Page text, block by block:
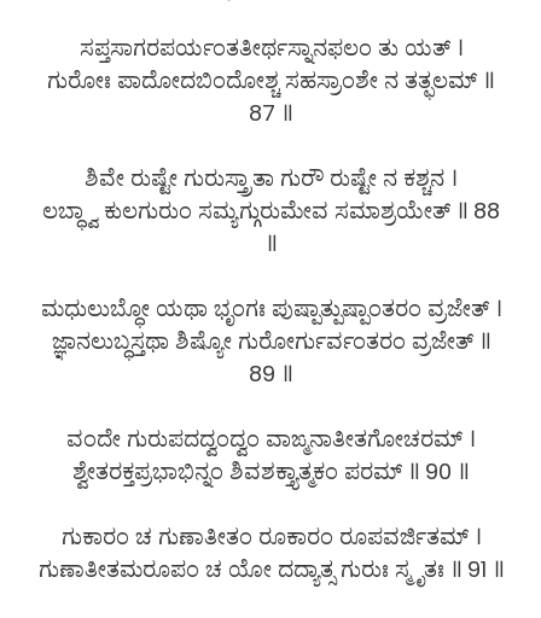
ಸಪ್ತಸಾಗರಪರ್ಯಂತತೀರ್ಥಸ್ನಾನಫಲಂ ತು ಯತ್ ।
ಗುರೋಃ ಪಾದೋದಬಿಂದೋಶ್ಚ ಸಹಸ್ರಾಂಶೇ ನ ತತ್ಫಲಮ್ ॥
87 ॥
ಶಿವೇ ರುಷ್ಟೇ ಗುರುಸ್ತ್ರಾತಾ ಗುರೌ ರುಷ್ಟೇ ನ ಕಶ್ಚನ ।
ಲಬ್ಧ್ವಾ ಕುಲಗುರುಂ ಸಮ್ಯಗ್ಗುರುಮೇವ ಸಮಾಶ್ರಯೇತ್ ॥ 88
॥
ಮಧುಲುಬ್ಧೋ ಯಥಾ ಭೃಂಗಃ ಪುಷ್ಪಾತ್ಪುಷ್ಪಾಂತರಂ ವ್ರಜೇತ್ ।
ಜ್ಞಾನಲುಬ್ಧಸ್ತಥಾ ಶಿಷ್ಯೋ ಗುರೋರ್ಗುರ್ವಂತರಂ ವ್ರಜೇತ್ ॥
89 ॥
ವಂದೇ ಗುರುಪದದ್ವಂದ್ವಂ ವಾಙ್ಮನಾತೀತಗೋಚರಮ್ ।
ಶ್ವೇತರಕ್ತಪ್ರಭಾಭಿನ್ನಂ ಶಿವಶಕ್ತ್ಯಾತ್ಮಕಂ ಪರಮ್ ॥ 90 ॥
ಗುಕಾರಂ ಚ ಗುಣಾತೀತಂ ರೂಕಾರಂ ರೂಪವರ್ಜಿತಮ್ ।
ಗುಣಾತೀತಮರೂಪಂ ಚ ಯೋ ದದ್ಯಾತ್ಸ ಗುರುಃ ಸ್ಮೃತಃ ॥ 91 ॥